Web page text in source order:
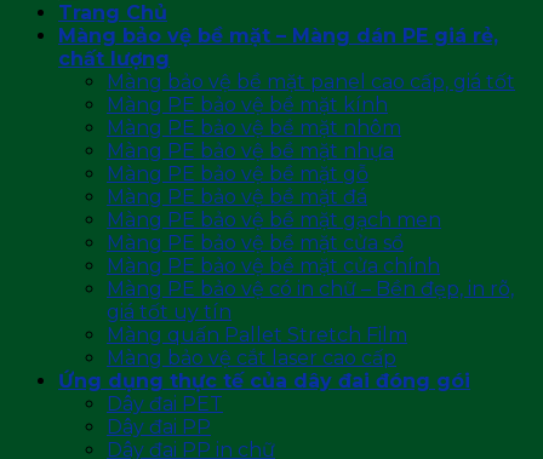
Trang Chủ
Màng bảo vệ bề mặt – Màng dán PE giá rẻ,
chất lượng
Màng bảo vệ bề mặt panel cao cấp, giá tốt
Màng PE bảo vệ bề mặt kính
Màng PE bảo vệ bề mặt nhôm
Màng PE bảo vệ bề mặt nhựa
Màng PE bảo vệ bề mặt gỗ
Màng PE bảo vệ bề mặt đá
Màng PE bảo vệ bề mặt gạch men
Màng PE bảo vệ bề mặt cửa sổ
Màng PE bảo vệ bề mặt cửa chính
Màng PE bảo vệ có in chữ – Bền đẹp, in rõ,
giá tốt uy tín
Màng quấn Pallet Stretch Film
Màng bảo vệ cắt laser cao cấp
Ứng dụng thực tế của dây đai đóng gói
Dây đai PET
Dây đai PP
Dây đai PP in chữ